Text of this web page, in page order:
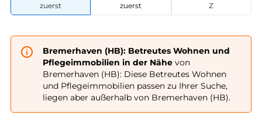
zuerst
zuerst
Z
Bremerhaven (HB): Betreutes Wohnen und
Pflegeimmobilien in der Nähevon
Bremerhaven (HB): Diese Betreutes Wohnen
und Pflegeimmobilien passen zu Ihrer Suche,
liegen aber außerhalb von Bremerhaven (HB).